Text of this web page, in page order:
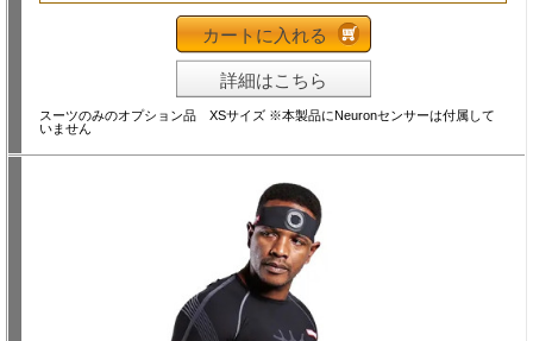
カートに入れる
詳細はこちら
スーツのみのオプション品 XSサイズ ※本製品にNeuronセンサーは付属して
いません